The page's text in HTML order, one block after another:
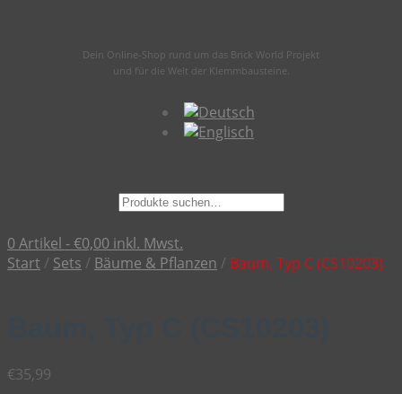
Dein Online-Shop rund um das Brick World Projekt
und für die Welt der Klemmbausteine.
Suche
0 Artikel -€0,00 inkl. Mwst.
Start / Sets / Bäume & Pflanzen / Baum, Typ C (CS10203)
€35,99